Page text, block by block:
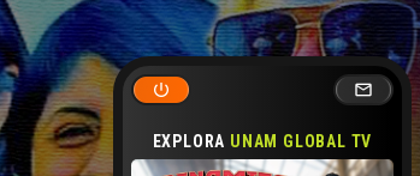
EXPLORA UNAM GLOBAL TV